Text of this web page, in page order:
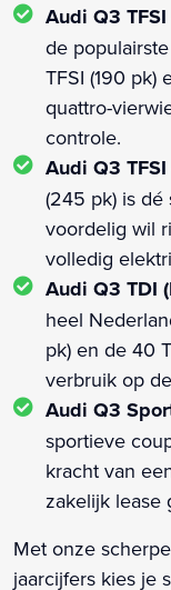
Audi Q3
de
TFSI (190 pk)
quattro-
controle.
Audi Q3
(245 pk) is
voordelig wil
volledig
Audi Q3 TDI
heel
pk) en de 40
verbruik op
Audi Q3
sportieve
kracht van
zakelijk lease
Met onze
jaarcijfers kies je